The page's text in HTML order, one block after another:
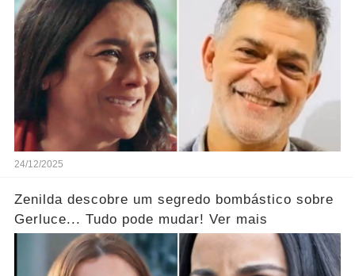
24/12/2025
Zenilda descobre um segredo bombástico sobre
Gerluce... Tudo pode mudar! Ver mais